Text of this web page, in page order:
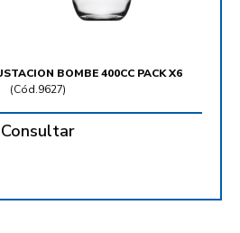
BOMBE 400CC PACK X6
(Cód.9627)
Consultar